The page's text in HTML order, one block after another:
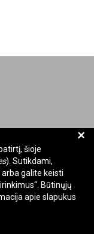
+
šioje
). Sutikdami,
galite keisti
Būtinųjų
apie slapukus